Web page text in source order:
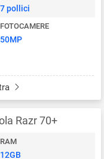
7 pollici
FOTOCAMERE
50MP
Razr 70+
RAM
12GB